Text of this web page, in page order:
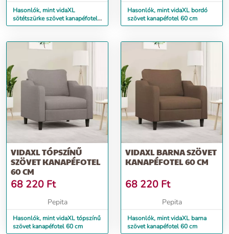
Hasonlók, mint vidaXL
sötétszürke szövet kanapéfotel
60 cm
Hasonlók, mint vidaXL bordó
szövet kanapéfotel 60 cm
VIDAXL TÓPSZÍNŰ
SZÖVET KANAPÉFOTEL
60 CM
68 220 Ft
Pepita
Hasonlók, mint vidaXL tópszínű
szövet kanapéfotel 60 cm
VIDAXL BARNA SZÖVET
KANAPÉFOTEL 60 CM
68 220 Ft
Pepita
Hasonlók, mint vidaXL barna
szövet kanapéfotel 60 cm